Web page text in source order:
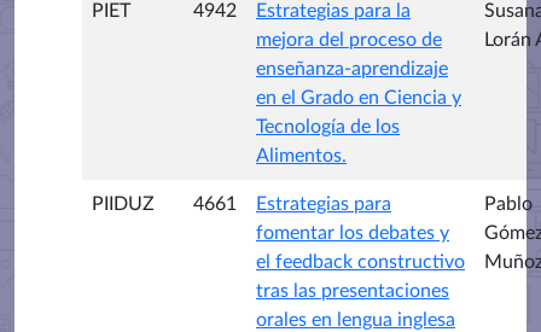
PIET 4942
Estrategias para la
mejora del proceso de
enseñanza-aprendizaje
en el Grado en Ciencia y
Tecnología de los
Alimentos.
Lorán
PIIDUZ 4661
Estrategias para
fomentar los debates y
el feedback constructivo
tras las presentaciones
orales en lengua inglesa
Pablo